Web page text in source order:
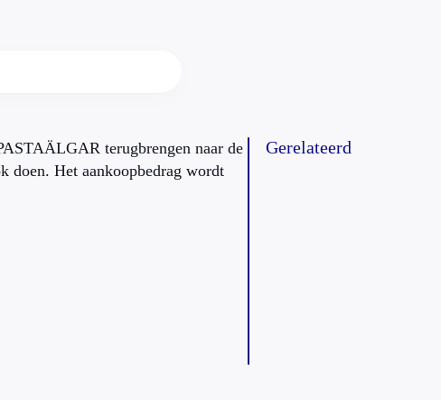
terugbrengen naar de
doen. Het aankoopbedrag wordt
Gerelateerd